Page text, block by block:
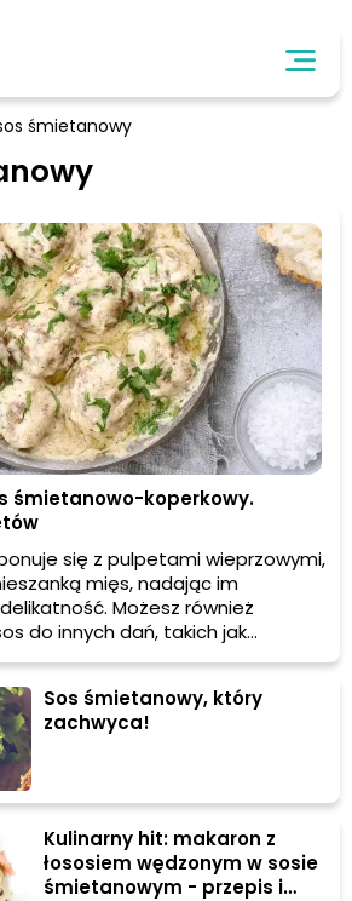
śmietanowy
śmietanowo-koperkowy.
się z pulpetami wieprzowymi,
mięs, nadając im
Możesz również
do innych dań, takich jak
czy gotowanie mięsa.
Sos śmietanowy, który
zachwyca!
Kulinarny hit: makaron z
łososiem wędzonym w sosie
śmietanowym - przepis i